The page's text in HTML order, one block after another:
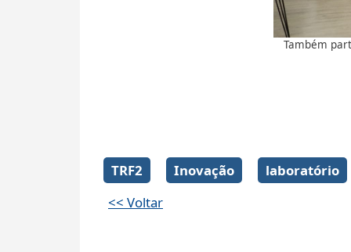
Também
TRF2 Inovação
laboratório
<< Voltar